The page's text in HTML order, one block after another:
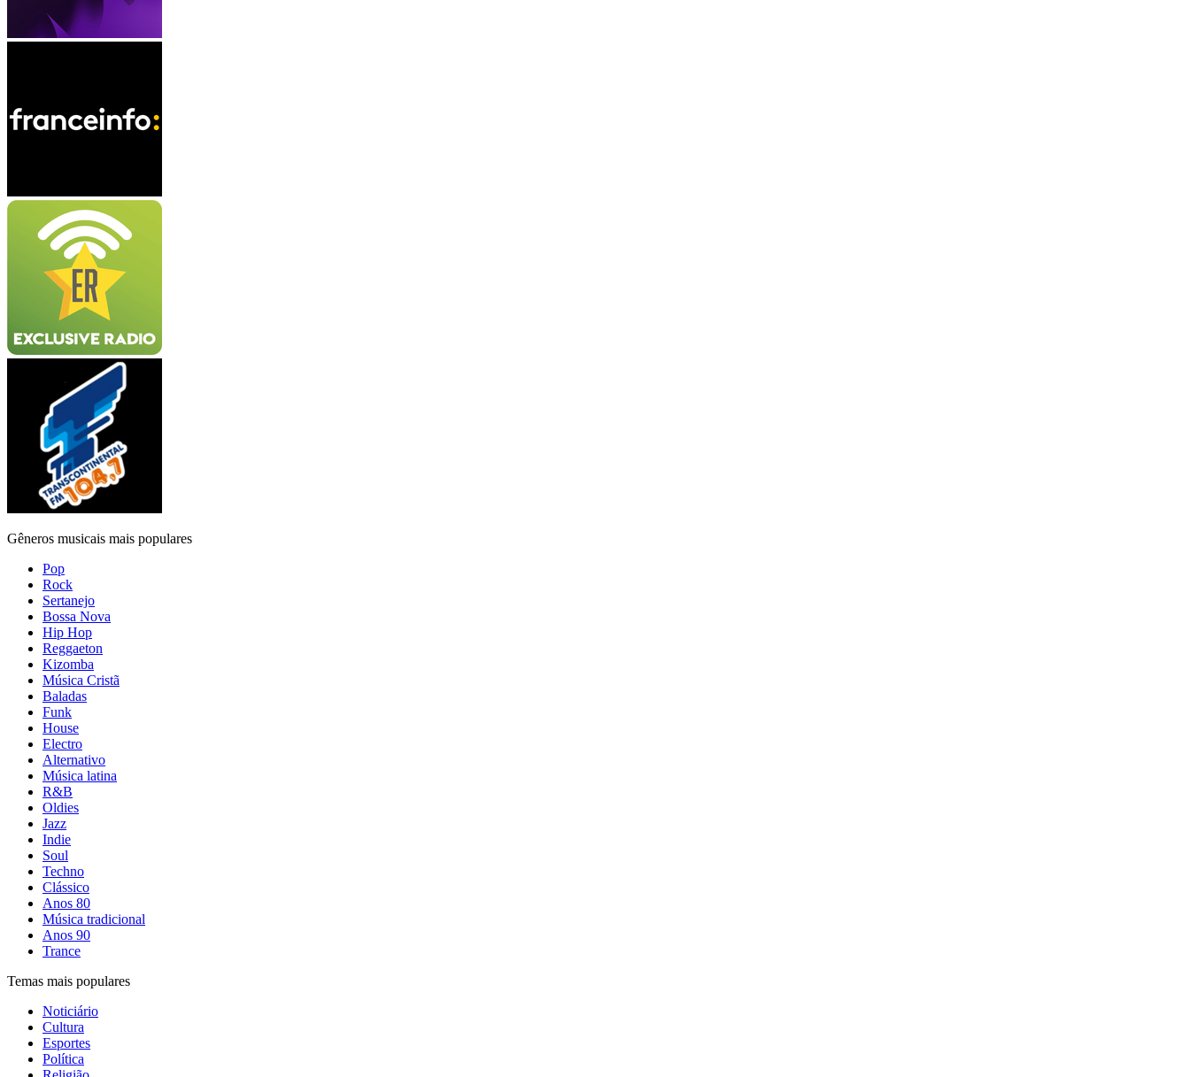
Gêneros musicais mais populares
Pop
Rock
Sertanejo
Bossa Nova
Hip Hop
Reggaeton
Kizomba
Música Cristã
Baladas
Funk
House
Electro
Alternativo
Música latina
R&B
Oldies
Jazz
Indie
Soul
Techno
Clássico
Anos 80
Música tradicional
Anos 90
Trance
Temas mais populares
Noticiário
Cultura
Esportes
Política